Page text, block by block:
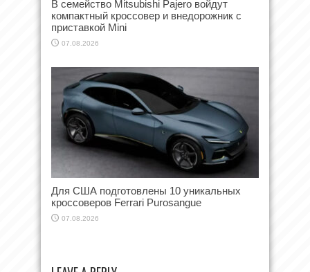
В семейство Mitsubishi Pajero войдут
компактный кроссовер и внедорожник с
приставкой Mini
07.08.2026
Для США подготовлены 10 уникальных
кроссоверов Ferrari Purosangue
07.08.2026